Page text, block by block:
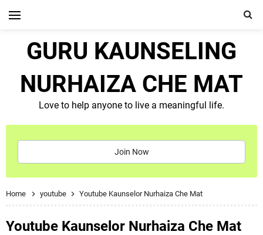
GURU KAUNSELING
NURHAIZA CHE MAT
Love to help anyone to live a meaningful life.
Join Now
Home youtube Youtube Kaunselor Nurhaiza Che Mat
Youtube Kaunselor Nurhaiza Che Mat